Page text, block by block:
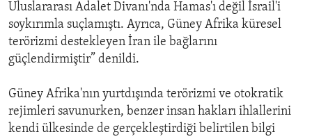
Uluslararası Adalet Divanı'nda Hamas'ı değil İsrail'i
soykırımla suçlamıştı. Ayrıca, Güney Afrika küresel
terörizmi destekleyen İran ile bağlarını
güçlendirmiştir” denildi.
Güney Afrika'nın yurtdışında terörizmi ve otokratik
rejimleri savunurken, benzer insan hakları ihlallerini
kendi ülkesinde de gerçekleştirdiği belirtilen bilgi